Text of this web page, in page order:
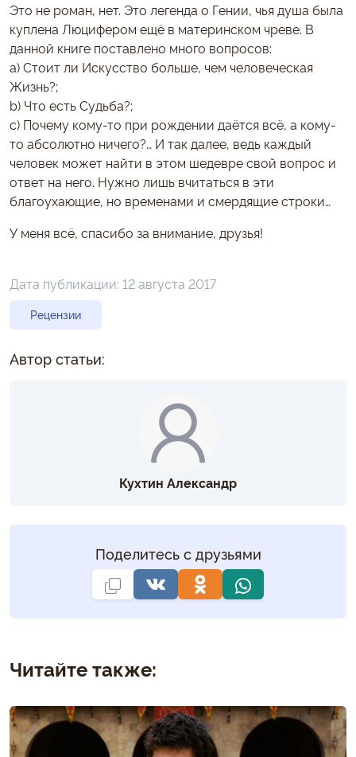
Это не роман, нет. Это легенда о Гении, чья душа была
куплена Люцифером ещё в материнском чреве. В
данной книге поставлено много вопросов:
a) Стоит ли Искусство больше, чем человеческая
Жизнь?;
b) Что есть Судьба?;
c) Почему кому-то при рождении даётся всё, а кому-
то абсолютно ничего?… И так далее, ведь каждый
человек может найти в этом шедевре свой вопрос и
ответ на него. Нужно лишь вчитаться в эти
благоухающие, но временами и смердящие строки…
У меня всё, спасибо за внимание, друзья!
Дата публикации: 12 августа 2017
Рецензии
Автор статьи:
Кухтин Александр
Поделитесь с друзьями
Читайте также: